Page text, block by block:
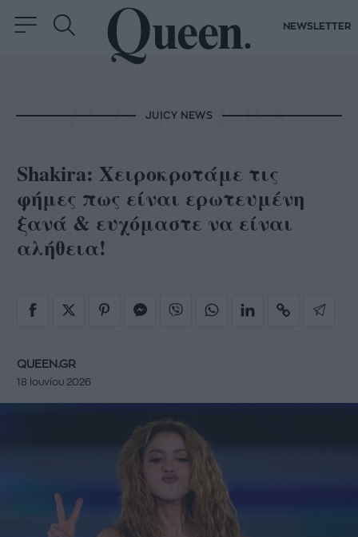
NEWSLETTER
JUICY NEWS
Shakira: Χειροκροτάμε τις
φήμες πως είναι ερωτευμένη
ξανά & ευχόμαστε να είναι
αλήθεια!
QUEEN.GR
18 Ιουνίου 2026